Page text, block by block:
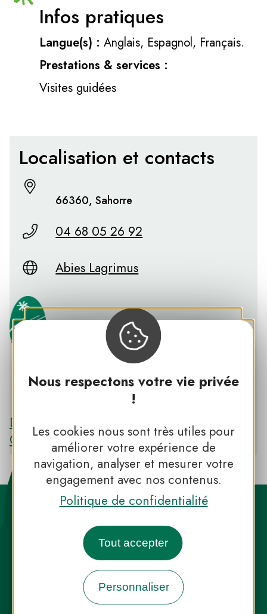
Nous respectons votre vie privée
!
Les cookies nous sont très utiles pour
améliorer votre expérience de
navigation, analyser et mesurer votre
engagement avec nos contenus.
Politique de confidentialité
Tout accepter
Personnaliser
Infos pratiques
Langue(s) : Anglais, Espagnol, Français.
Prestations & services :
Visites guidées
Localisation et contacts
66360, Sahorre
04 68 05 26 92
Abies Lagrimus
PNR DES PYRÉNÉES CATALANES
Découvrir le PNR DES PYRÉNÉES
CATALANES
Destination Parcs, de l’inspiration en
toute saison